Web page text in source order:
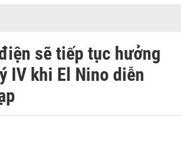
sẽ tiếp tục hưởng
IV khi El Nino diễn